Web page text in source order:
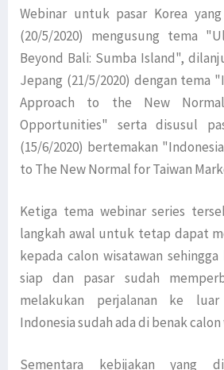
Webinar untuk pasar Korea
(20/5/2020) mengusung tema
Beyond Bali: Sumba Island",
Jepang (21/5/2020) dengan tema
Approach to the New
Opportunities" serta disusul
(15/6/2020) bertemakan
to The New Normal for Taiwan
Ketiga tema webinar series
langkah awal untuk tetap dapat
kepada calon wisatawan
siap dan pasar sudah
melakukan perjalanan ke
Indonesia sudah ada di benak calon
Sementara kebijakan yang